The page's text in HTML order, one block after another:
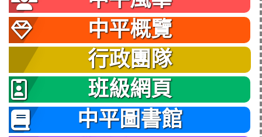
中平概覽
行政團隊
班級網頁
中平圖書館